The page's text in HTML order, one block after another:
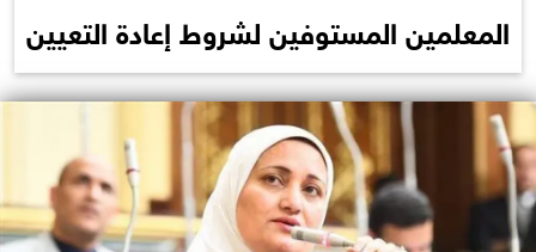
المعلمين المستوفين لشروط إعادة التعيين